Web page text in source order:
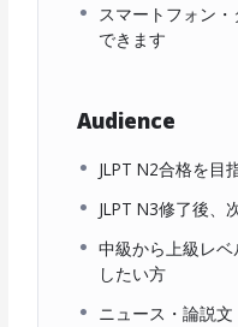
スマートフォン
できます
Audience
JLPT N2合格を目
JLPT N3修了後、
中級から上級レ
したい方
ニュース・論説